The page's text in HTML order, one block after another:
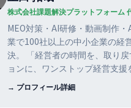
株式会社課題解決プラットフォーム
MEO対策・AI研修・動画制作
業で100社以上の中小企業の経
決。 「経営者の時間を、取り
ョンに、ワンストップ経営支援
→ プロフィール詳細